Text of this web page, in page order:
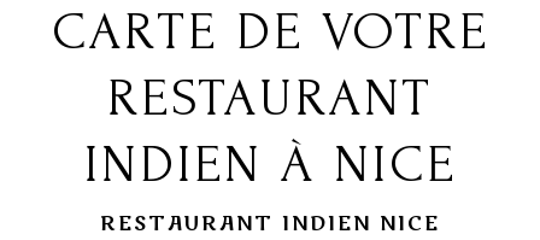
CARTE DE VOTRE
RESTAURANT
INDIEN À NICE
RESTAURANT INDIEN NICE